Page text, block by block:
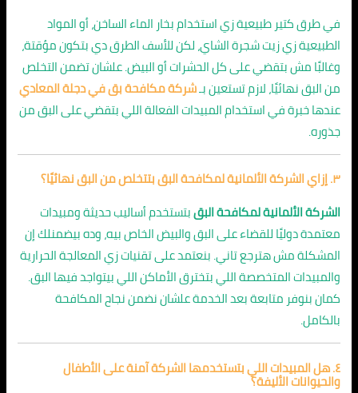
في طرق كتير طبيعية زي استخدام بخار الماء الساخن، أو المواد
الطبيعية زي زيت شجرة الشاي، لكن للأسف الطرق دي بتكون مؤقتة،
وغالبًا مش بتقضي على كل الحشرات أو البيض. علشان تضمن التخلص
من البق نهائيًا، لازم تستعين بـشركة مكافحة بق في دجلة المعادي
عندها خبرة في استخدام المبيدات الفعالة اللي بتقضي على البق من
جذوره.
٣. إزاي الشركة الألمانية لمكافحة البق بتتخلص من البق نهائيًا؟
الشركة الألمانية لمكافحة البقبتستخدم أساليب حديثة ومبيدات
معتمدة دوليًا للقضاء على البق والبيض الخاص بيه، وده بيضمنلك إن
المشكلة مش هترجع تاني. بنعتمد على تقنيات زي المعالجة الحرارية
والمبيدات المتخصصة اللي بتخترق الأماكن اللي بيتواجد فيها البق.
كمان بنوفر متابعة بعد الخدمة علشان نضمن نجاح المكافحة
بالكامل.
٤. هل المبيدات اللي بتستخدمها الشركة آمنة على الأطفال
والحيوانات الأليفة؟